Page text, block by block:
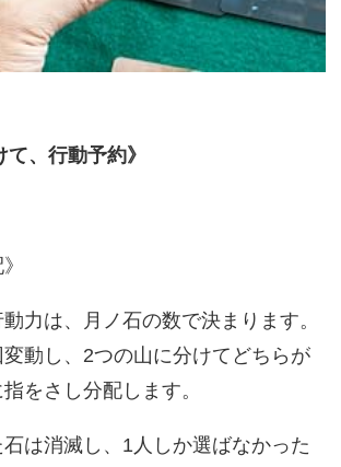
て、行動予約》
力は、月ノ石の数で決まります。
動し、2つの山に分けてどちらが
をさし分配します。
は消滅し、1人しか選ばなかった